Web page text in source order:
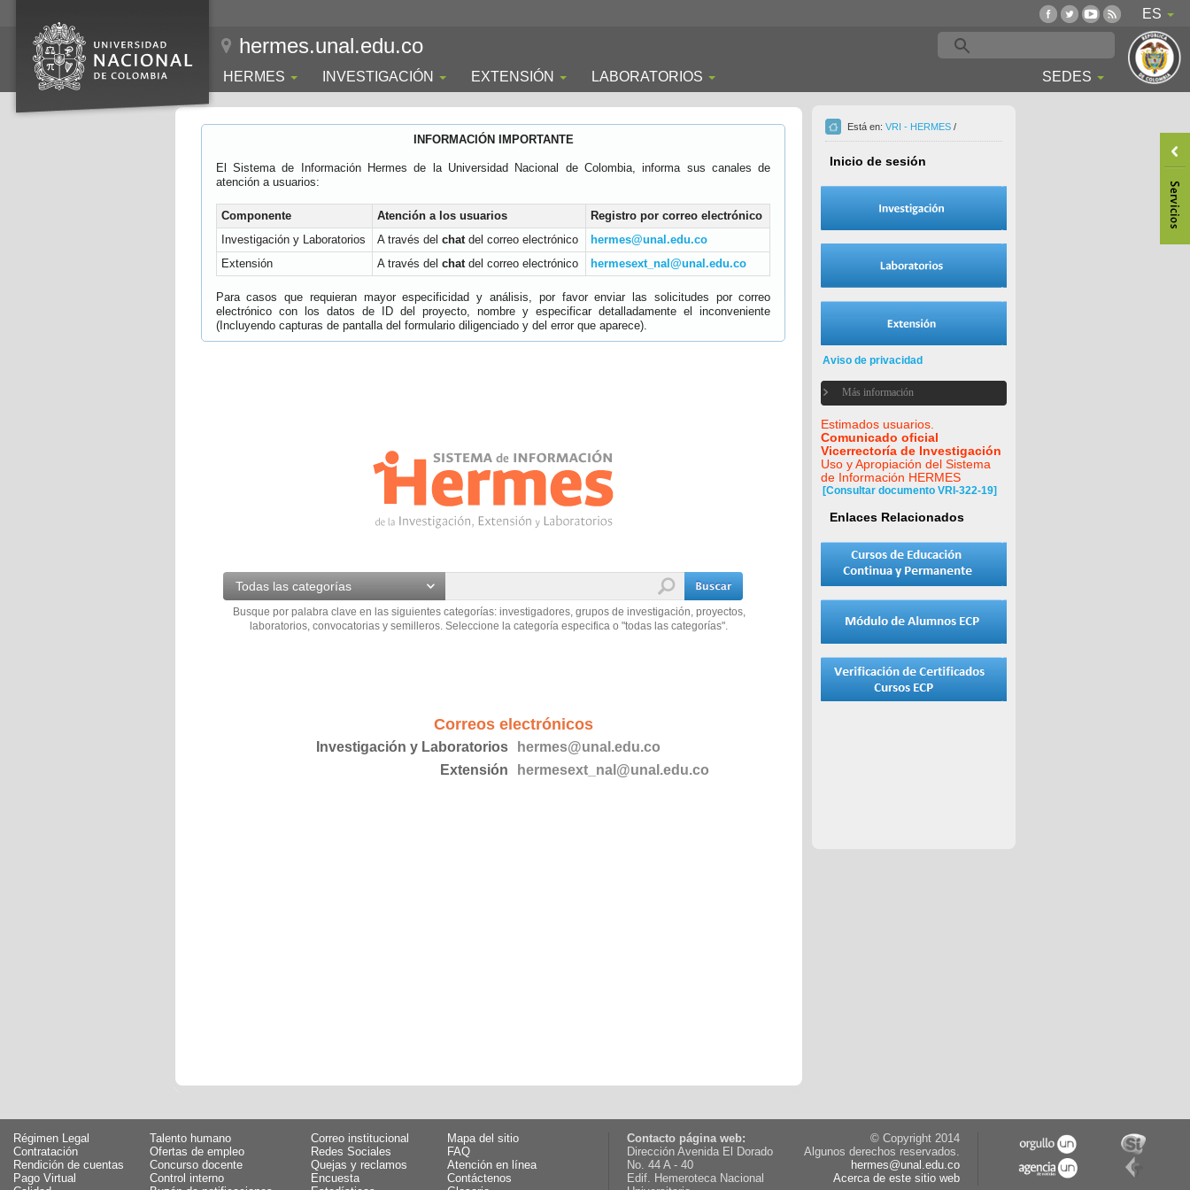
ES
hermes.unal.edu.co
HERMES INVESTIGACIÓN EXTENSIÓN LABORATORIOS SEDES
INFORMACIÓN IMPORTANTE
El Sistema de Información Hermes de la Universidad Nacional de Colombia, informa sus canales de
atención a usuarios:
Componente Atención a los usuarios
Registro por correo electrónico
Investigación y Laboratorios
A través del chatdel correo electrónico
hermes@unal.edu.co
Extensión
A través del chatdel correo electrónico hermesext_nal@unal.edu.co
Para casos que requieran mayor especificidad y análisis, por favor enviar las solicitudes por correo
electrónico con los datos de ID del proyecto, nombre y especificar detalladamente el inconveniente
(Incluyendo capturas de pantalla del formulario diligenciado y del error que aparece).
Todas las categorías
Busque por palabra clave en las siguientes categorías: investigadores, grupos de investigación, proyectos,
laboratorios, convocatorias y semilleros. Seleccione la categoría especifica o "todas las categorías".
Correos electrónicos
Investigación y Laboratorios
hermes@unal.edu.co
Extensión
hermesext_nal@unal.edu.co
Está en: VRI - HERMES /
Inicio de sesión
Aviso de privacidad
Más información
Estimados usuarios.
Comunicado oficial
Vicerrectoría de Investigación
Uso y Apropiación del Sistema
de Información HERMES
[Consultar documento VRI-322-19]
Enlaces Relacionados
Régimen Legal
Talento humano
Contratación
Ofertas de empleo
Rendición de cuentas
Concurso docente
Pago Virtual
Control interno
Correo institucional
Mapa del sitio
Redes Sociales
FAQ
Quejas y reclamos
Atención en línea
Encuesta
Contáctenos
Contacto página web:
Dirección Avenida El Dorado
No. 44 A - 40
Edif. Hemeroteca Nacional
© Copyright 2014
Algunos derechos reservados.
hermes@unal.edu.co
Acerca de este sitio web